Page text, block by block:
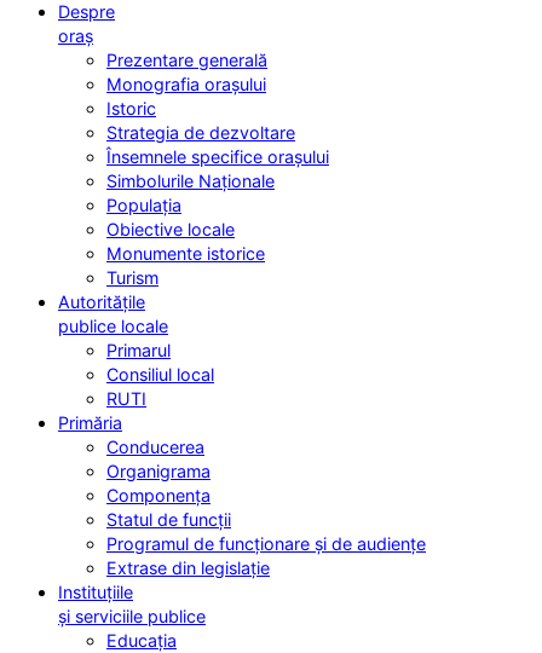
Despre
oraș
Prezentare generală
Monografia orașului
Istoric
Strategia de dezvoltare
Însemnele specifice orașului
Simbolurile Naționale
Populația
Obiective locale
Monumente istorice
Turism
Autoritățile
publice locale
Primarul
Consiliul local
RUTI
Primăria
Conducerea
Organigrama
Componența
Statul de funcții
Programul de funcționare și de audiențe
Extrase din legislație
Instituțiile
și serviciile publice
Educația